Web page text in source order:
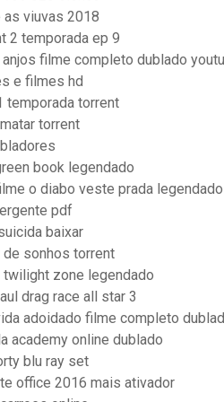
as viuvas 2018
2 temporada ep 9
filme completo dublado
e filmes hd
temporada torrent
torrent
book legendado
o diabo veste prada legendado
pdf
baixar
de sonhos torrent
zone legendado
drag race all star 3
adoidado filme completo
academy online dublado
blu ray set
office 2016 mais ativador